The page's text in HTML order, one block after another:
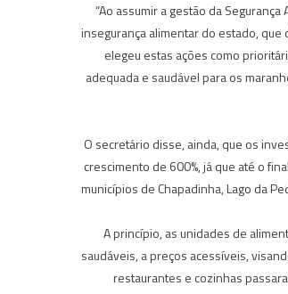
“Ao assumir a gestão da
insegurança alimentar do estado, que
elegeu estas ações como
adequada e saudável para os
O secretário disse, ainda, que os
crescimento de 600%, já que até o
municípios de Chapadinha, Lago da
A princípio, as unidades de
saudáveis, a preços acessíveis,
restaurantes e cozinhas